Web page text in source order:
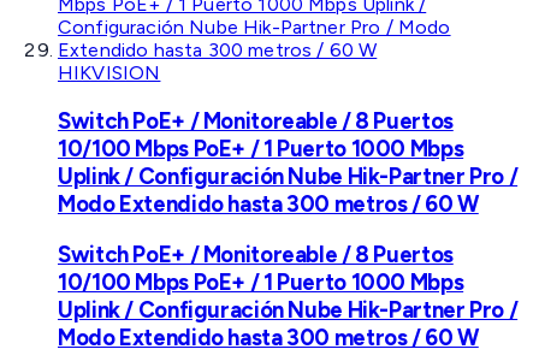
HIKVISION
Switch PoE+ / Monitoreable / 8 Puertos
10/100 Mbps PoE+ / 1 Puerto 1000 Mbps
Uplink / Configuración Nube Hik-Partner Pro /
Modo Extendido hasta 300 metros / 60 W
Switch PoE+ / Monitoreable / 8 Puertos
10/100 Mbps PoE+ / 1 Puerto 1000 Mbps
Uplink / Configuración Nube Hik-Partner Pro /
Modo Extendido hasta 300 metros / 60 W